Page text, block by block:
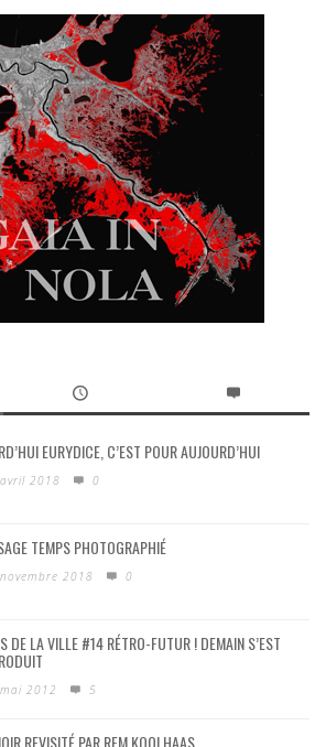
EURYDICE, C’EST POUR AUJOURD’HUI
2018 0
TEMPS PHOTOGRAPHIÉ
2018 0
DE LA VILLE #14 RÉTRO-FUTUR ! DEMAIN S’EST
2012 5
REVISITÉ PAR REM KOOLHAAS